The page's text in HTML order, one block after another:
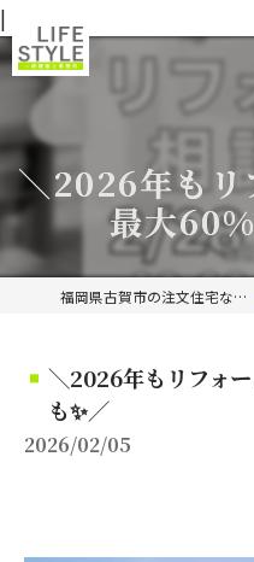
|
＼2026年もリ
最大
福岡県古賀市の注文住宅ならライフスタイル 一級建築士事務所
＼2026年もリフォ
も✨／
2026/02/05